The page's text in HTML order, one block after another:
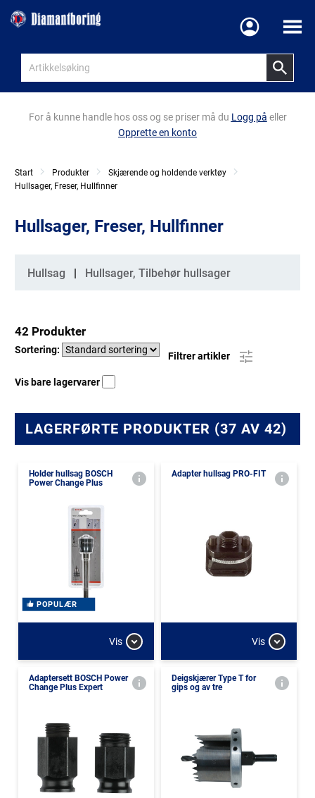
Meny
For å kunne handle hos oss og se priser må du Logg på eller
Opprette en konto
Start Produkter
Skjærende og holdende verktøy
Hullsager, Freser, Hullfinner
Hullsager, Freser, Hullfinner
Kategorier
Hullsag Hullsager, Tilbehør hullsager
42 Produkter
Sortering:
Filtrer artikler
Vis bare lagervarer
LAGERFØRTE PRODUKTER (37 AV 42)
Holder hullsag BOSCH
Power Change Plus
POPULÆR
Vis
Adapter hullsag PRO-FIT
Vis
Adaptersett BOSCH Power
Change Plus Expert
Deigskjærer Type T for
gips og av tre